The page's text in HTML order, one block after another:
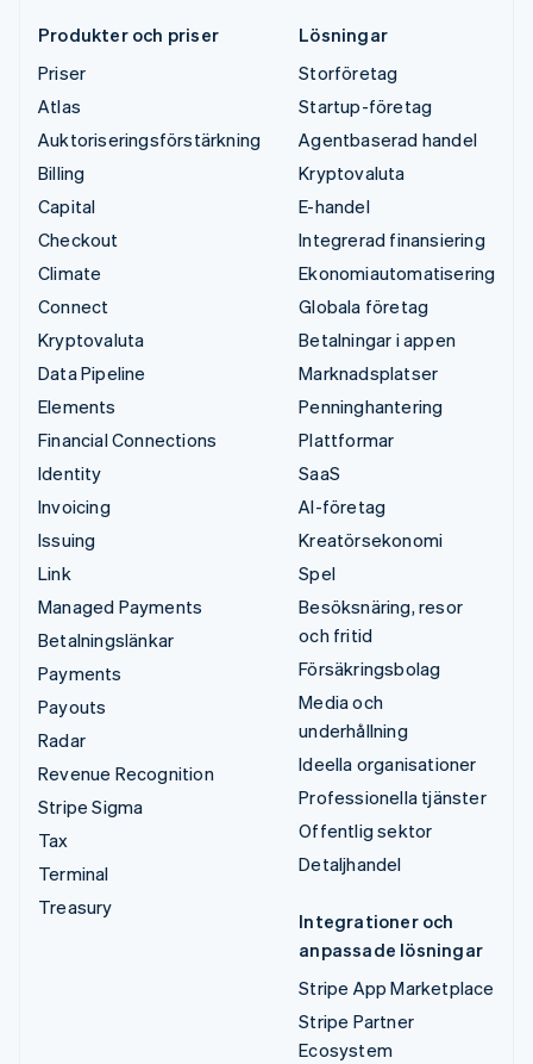
Produkter och priser
Priser
Atlas
Auktoriseringsförstärkning
Billing
Capital
Checkout
Climate
Connect
Kryptovaluta
Data Pipeline
Elements
Financial Connections
Identity
Invoicing
Issuing
Link
Managed Payments
Betalningslänkar
Payments
Payouts
Radar
Revenue Recognition
Stripe Sigma
Tax
Terminal
Treasury
Lösningar
Storföretag
Startup-företag
Agentbaserad handel
Kryptovaluta
E-handel
Integrerad finansiering
Ekonomiautomatisering
Globala företag
Betalningar i appen
Marknadsplatser
Penninghantering
Plattformar
SaaS
AI-företag
Kreatörsekonomi
Spel
Besöksnäring, resor
och fritid
Försäkringsbolag
Media och
underhållning
Ideella organisationer
Professionella tjänster
Offentlig sektor
Detaljhandel
Integrationer och
anpassade lösningar
Stripe App Marketplace
Stripe Partner
Ecosystem